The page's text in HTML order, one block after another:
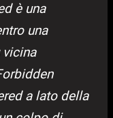
è una
una
a lato della